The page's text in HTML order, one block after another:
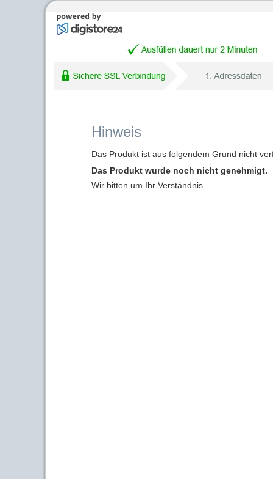
Hinweis
Das Produkt ist aus folgendem Grund nicht
Das Produkt wurde noch nicht genehmigt.
Wir bitten um Ihr Verständnis.